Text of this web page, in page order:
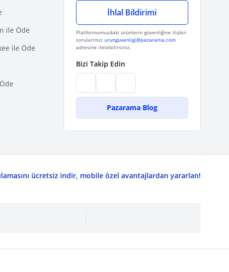
ile Öde
ile Öde
İhlal Bildirimi
Platformumuzdaki ürünlerin güvenliğine ilişkin
sorularınızı urunguvenligi@pazarama.com
adresine iletebilirsiniz.
Bizi Takip Edin
Pazarama Blog
ücretsiz indir, mobile özel avantajlardan yararlan!